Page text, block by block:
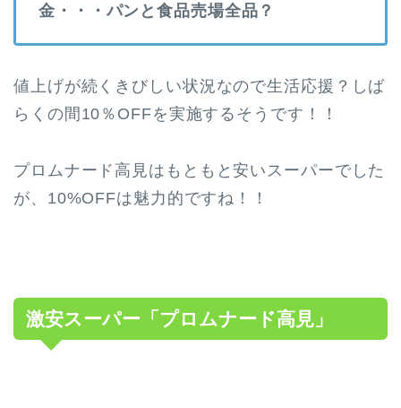
金・・・パンと食品売場全品？
値上げが続くきびしい状況なので生活応援？しば
らくの間10％OFFを実施するそうです！！
プロムナード高見はもともと安いスーパーでした
が、10%OFFは魅力的ですね！！
激安スーパー「プロムナード高見」